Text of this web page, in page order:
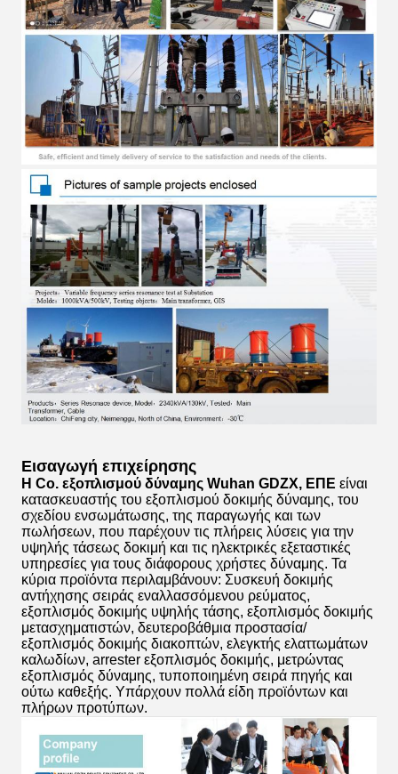
Εισαγωγή επιχείρησης
Η Co. εξοπλισμού δύναμης Wuhan GDZX, ΕΠΕ είναι
κατασκευαστής του εξοπλισμού δοκιμής δύναμης, του
σχεδίου ενσωμάτωσης, της παραγωγής και των
πωλήσεων, που παρέχουν τις πλήρεις λύσεις για την
υψηλής τάσεως δοκιμή και τις ηλεκτρικές εξεταστικές
υπηρεσίες για τους διάφορους χρήστες δύναμης. Τα
κύρια προϊόντα περιλαμβάνουν: Συσκευή δοκιμής
αντήχησης σειράς εναλλασσόμενου ρεύματος,
εξοπλισμός δοκιμής υψηλής τάσης, εξοπλισμός δοκιμής
μετασχηματιστών, δευτεροβάθμια προστασία/
εξοπλισμός δοκιμής διακοπτών, ελεγκτής ελαττωμάτων
καλωδίων, arrester εξοπλισμός δοκιμής, μετρώντας
εξοπλισμός δύναμης, τυποποιημένη σειρά πηγής και
ούτω καθεξής. Υπάρχουν πολλά είδη προϊόντων και
πλήρων προτύπων.